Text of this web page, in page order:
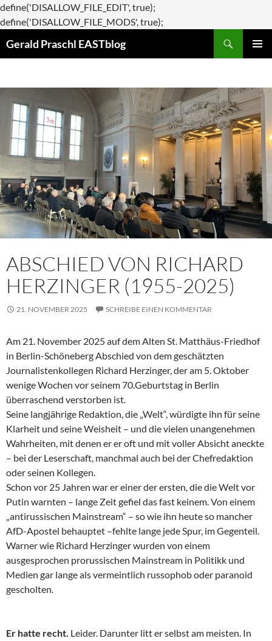
define('DISALLOW_FILE_EDIT', true);
define('DISALLOW_FILE_MODS', true);
Gerald Praschl EASTblog
ABSCHIED VON RICHARD
HERZINGER (1955-2025)
21. NOVEMBER 2025 SCHREIBE EINEN KOMMENTAR
Am 21. November 2025 auf dem Alten St. Matthäus-Friedhof
in Berlin-Schöneberg Abschied von dem geschätzten
Journalistenkollegen Richard Herzinger, der am 5. Oktober
wenige Wochen vor seinem 70.Geburtstag in Berlin
überraschend verstorben ist.
Seine langjährige Redaktion, die „Welt“, würdigte ihn für seine
Klarheit und seine Weisheit – und die vielen unangenehmen
Wahrheiten, mit denen er er oft und mit voller Absicht aneckte
– bei der Leserschaft, manchmal auch bei der Chefredaktion
oder seinen Kollegen.
Schon vor 25 Jahren war er einer der ersten, die die Welt vor
Putin warnten – lange Zeit gefiel das fast keinem. Von einem
„antirussischen Mainstream“ – so wie ihn heute so mancher
AfD-Apostel behauptet –fehlte lange jede Spur, im Gegenteil.
Warner wie Richard Herzinger wurden von einem
ausgesprochen prorussischen Mainstream in Politikk und
Medien gar lange als vermeintlich russophob oder paranoid
gescholten.
Er hatte recht. Leider. Darunter litt er selbst am meisten. In